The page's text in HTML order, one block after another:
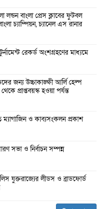
বাংলা প্রেস ক্লাবের ফুটবল
চ্যাম্পিয়ন, চ্যানেল এস রানার
রেকর্ড অংশগ্রহণের মাধ্যমে
জন্য উচ্চাকাঙ্ক্ষী আর্লি হেল্প
থেকে প্রাপ্তবয়স্ক হওয়া পর্যন্ত
ম্যাগাজিন ও কাব্যসংকলন প্রকাশ
সভা ও নির্বাচন সম্পন্ন
যুক্তরাজ্যের লীডস ও ব্রাডফোর্ড